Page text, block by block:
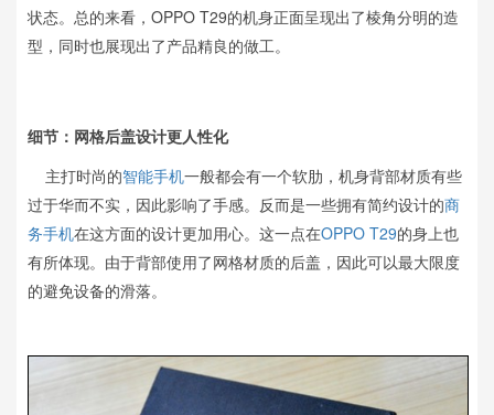
状态。总的来看，OPPO T29的机身正面呈现出了棱角分明的造
型，同时也展现出了产品精良的做工。
细节：网格后盖设计更人性化
主打时尚的智能手机一般都会有一个软肋，机身背部材质有些
过于华而不实，因此影响了手感。反而是一些拥有简约设计的商
务手机在这方面的设计更加用心。这一点在OPPO T29的身上也
有所体现。由于背部使用了网格材质的后盖，因此可以最大限度
的避免设备的滑落。